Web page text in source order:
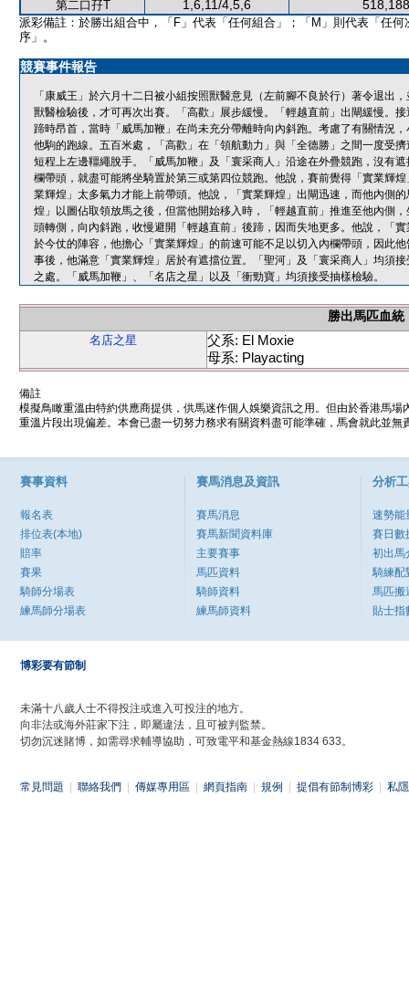
第二口孖T 1,6,11/4,5,6
派彩備註：於勝出組合中，「F」代表「任何組合」；「M」則代表「任何
序」。
競賽事件報告
「康威王」於六月十二日被小組按照獸醫意見（左前腳不良於行）著令退出
獸醫檢驗後，才可再次出賽。「高歡」展步緩慢。「輕越直前」出閘緩慢。
蹄時昂首，當時「威馬加鞭」在尚未充分帶離時向內斜跑。考慮了有關情況
他駒的跑線。五百米處，「高歡」在「領航動力」與「全德勝」之間一度受
短程上左邊韁繩脫手。「威馬加鞭」及「寰采商人」沿途在外疊競跑，沒有
欄帶頭，就盡可能將坐騎置於第三或第四位競跑。他說，賽前覺得「實業輝
業輝煌」太多氣力才能上前帶頭。他說，「實業輝煌」出閘迅速，而他內側
煌」以圖佔取領放馬之後，但當他開始移入時，「輕越直前」推進至他內側
頭轉側，向內斜跑，收慢避開「輕越直前」後蹄，因而失地更多。他說，「
於今仗的陣容，他擔心「實業輝煌」的前速可能不足以切入內欄帶頭，因此
事後，他滿意「實業輝煌」居於有遮擋位置。「聖河」及「寰采商人」均須
之處。「威馬加鞭」、「名店之星」以及「衝勁寶」均須接受抽樣檢驗。
勝出馬匹血統
名店之星
父系: El Moxie
母系: Playacting
備註
模擬鳥瞰重溫由特約供應商提供，供馬迷作個人娛樂資訊之用。但由於香港馬
重溫片段出現偏差。本會已盡一切努力務求有關資料盡可能準確，馬會就此並
賽事資料
報名表
排位表(本地)
賠率
賽果
騎師分場表
練馬師分場表
賽馬消息及資訊
賽馬消息
賽馬新聞資料庫
主要賽事
馬匹資料
騎師資料
練馬師資料
分析
速勢能
賽日數
初出馬
騎練配
馬匹搬
貼士指
博彩要有節制
未滿十八歲人士不得投注或進入可投注的地方。
向非法或海外莊家下注，即屬違法，且可被判監禁。
切勿沉迷賭博，如需尋求輔導協助，可致電平和基金熱線1834 633。
常見問題 聯絡我們 傳媒專用區 網頁指南 規例 提倡有節制博彩 私